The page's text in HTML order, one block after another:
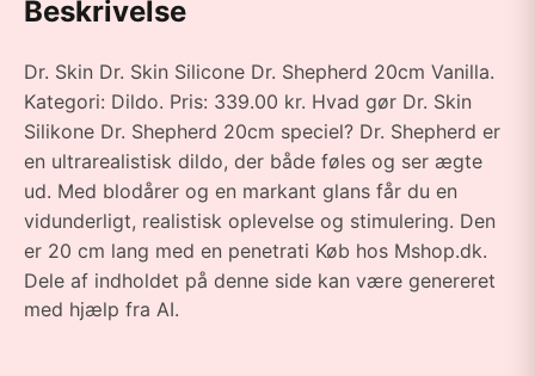
Beskrivelse
Dr. Skin Dr. Skin Silicone Dr. Shepherd 20cm Vanilla.
Kategori: Dildo. Pris: 339.00 kr. Hvad gør Dr. Skin
Silikone Dr. Shepherd 20cm speciel? Dr. Shepherd er
en ultrarealistisk dildo, der både føles og ser ægte
ud. Med blodårer og en markant glans får du en
vidunderligt, realistisk oplevelse og stimulering. Den
er 20 cm lang med en penetrati Køb hos Mshop.dk.
Dele af indholdet på denne side kan være genereret
med hjælp fra AI.